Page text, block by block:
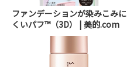
ファンデーションが染みこみに
くいパフ™（3D） | 美的.com